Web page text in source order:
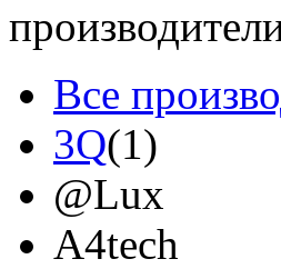
Все
3Q(1)
@Lux
A4tech